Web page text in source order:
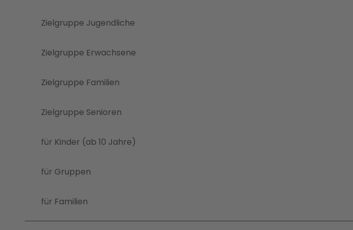
Zielgruppe Jugendliche
Zielgruppe Erwachsene
Zielgruppe Familien
Zielgruppe Senioren
für Kinder (ab 10 Jahre)
für Gruppen
für Familien